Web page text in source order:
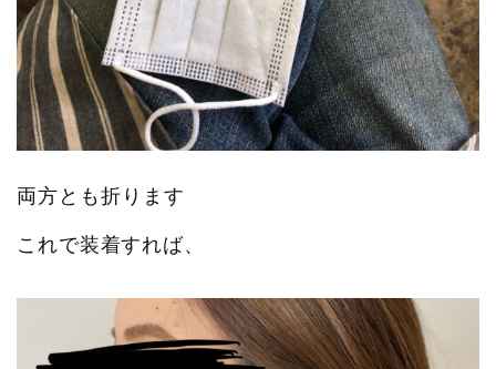
両方とも折ります
これで装着すれば、